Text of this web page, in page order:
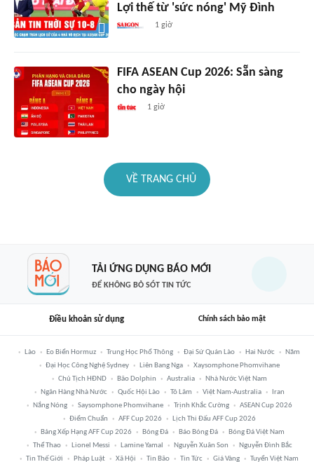
Lợi thế từ 'sức nóng' Mỹ Đình
1 giờ
FIFA ASEAN Cup 2026: Sẵn sàng
cho ngày hội
1 giờ
VỀ TRANG CHỦ
TẢI ỨNG DỤNG BÁO MỚI
ĐỂ KHÔNG BỎ SÓT TIN TỨC
Điều khoản sử dụng Chính sách bảo mật
Lào Eo Biển Hormuz Trung Học Phổ Thông Đại Sứ Quán Lào Hai Nước
Năm
Đại Học Công Nghệ Sydney
Liên Bang Nga
Xaysomphone Phomvihane
Chủ Tịch HĐND
Bão Dolphin Australia
Nhà Nước Việt Nam
Ngân Hàng Nhà Nước
Quốc Hội Lào Tô Lâm Việt Nam-Australia
Iran
Nắng Nóng
Saysomphone Phomvihane Trịnh Khắc Cường
ASEAN Cup 2026
Điểm Chuẩn
AFF Cup 2026
Lịch Thi Đấu AFF Cup 2026
Bảng Xếp Hạng AFF Cup 2026
Bóng Đá Báo Bóng Đá
Bóng Đá Việt Nam
Thể Thao
Lionel Messi Lamine Yamal Nguyễn Xuân Son
Nguyễn Đình Bắc
Tin Thế Giới
Pháp Luật Xã Hội Tin Bão Tin Tức Giá Vàng Tuyển Việt Nam